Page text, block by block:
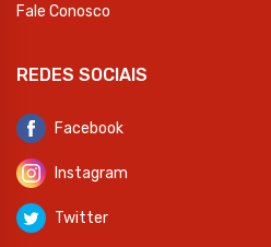
Fale Conosco
REDES SOCIAIS
Facebook
Instagram
Twitter